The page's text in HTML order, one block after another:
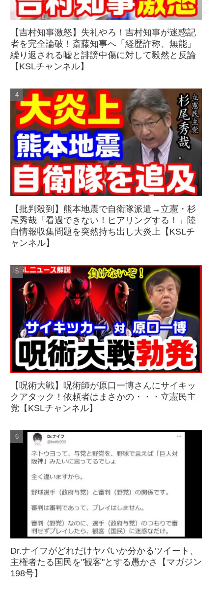
【吉村知事激怒】失礼やろ！吉村知事が迷惑記
者を完全論破！斎藤知事へ「経歴詐称、無能」
繰り返される嘘と誹謗中傷に対して毅然と反論
【KSLチャンネル】
【批判殺到】熊本地震で自衛隊派遣→立憲・杉
尾秀哉「看過できない！ヒアリングする！」陸
自情報収集問題を突然持ち出し大炎上【KSLチ
ャンネル】
【呪術大戦】呪術師が原口一博さんにサイキッ
クアタック！依頼者はまさかの・・・立憲民主
党【KSLチャンネル】
Dr.ナイフがどれだけヤバいか分かるツイート、
主権者たる国民を"観客"とする愚かさ【マガジン
198号】